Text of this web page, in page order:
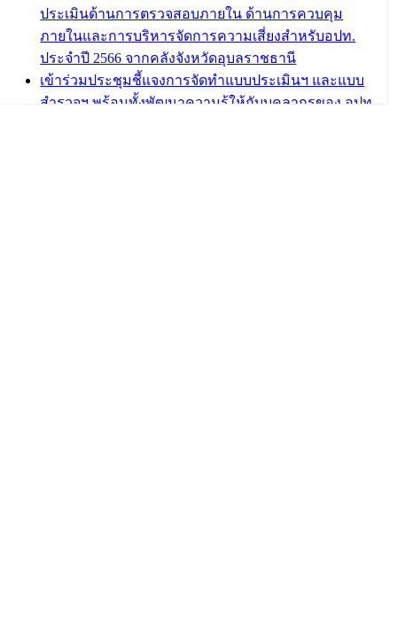
ประเมินด้านการตรวจสอบภายใน ด้านการควบคุม
ภายในและการบริหารจัดการความเสี่ยงสำหรับอปท.
ประจำปี 2566 จากคลังจังหวัดอุบลราชธานี
เข้าร่วมประชุมชี้แจงการจัดทำแบบประเมินฯ และแบบ
สำรวจฯ พร้อมทั้งพัฒนาความรู้ให้กับบุคลากรของ อปท.